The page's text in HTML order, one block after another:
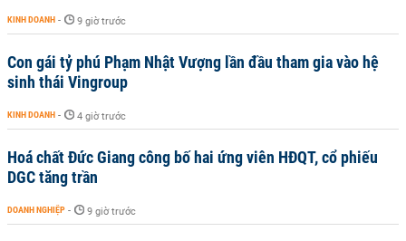
KINH DOANH - 9 giờ trước
Con gái tỷ phú Phạm Nhật Vượng lần đầu tham gia vào hệ
sinh thái Vingroup
KINH DOANH - 4 giờ trước
Hoá chất Đức Giang công bố hai ứng viên HĐQT, cổ phiếu
DGC tăng trần
DOANH NGHIỆP - 9 giờ trước